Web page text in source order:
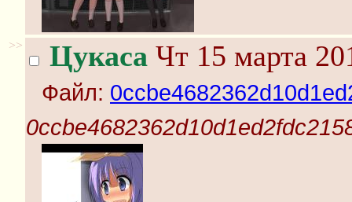
>> Цукаса Чт 15 марта
Файл: